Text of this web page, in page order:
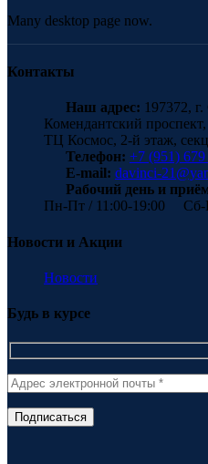
Many desktop page now.
Контакты
Наш адрес: 197372,
Комендантский
ТЦ Космос, 2-й этаж,
Телефон: +7 (951)
E-mail: davinci-
Рабочий день и
Пн-Пт / 11:00-19:00 Сб-
Новости и Акции
Новости
Будь в курсе